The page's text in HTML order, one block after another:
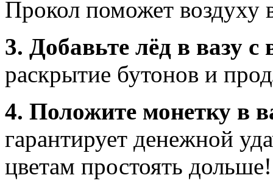
Прокол поможет воздуху
3. Добавьте лёд в вазу с
раскрытие бутонов и
4. Положите монетку в
гарантирует денежной
цветам простоять дольше!